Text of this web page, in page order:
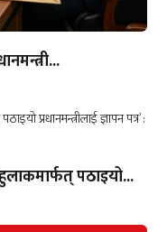
पठाइयो...